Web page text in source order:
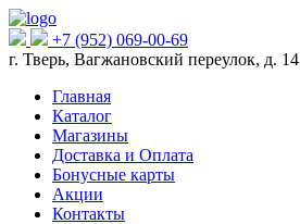
+7 (952) 069-00-69
г. Тверь, Вагжановский переулок, д. 14
Главная
Каталог
Магазины
Доставка и Оплата
Бонусные карты
Акции
Контакты